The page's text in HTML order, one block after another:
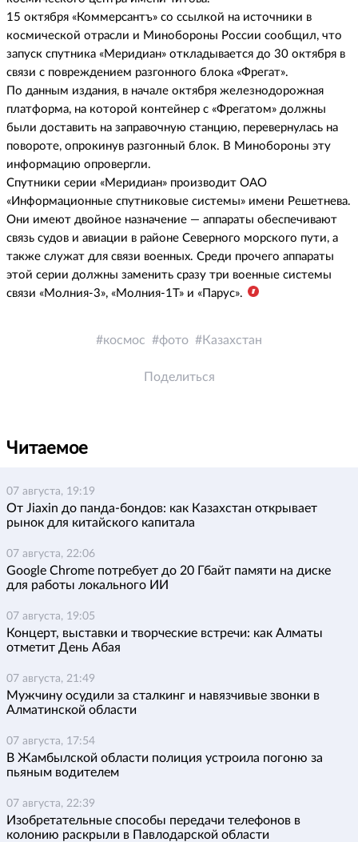
15 октября «Коммерсантъ» со ссылкой на источники в
космической отрасли и Минобороны России сообщил, что
запуск спутника «Меридиан» откладывается до 30 октября в
связи с повреждением разгонного блока «Фрегат».
По данным издания, в начале октября железнодорожная
платформа, на которой контейнер с «Фрегатом» должны
были доставить на заправочную станцию, перевернулась на
повороте, опрокинув разгонный блок. В Минобороны эту
информацию опровергли.
Спутники серии «Меридиан» производит ОАО
«Информационные спутниковые системы» имени Решетнева.
Они имеют двойное назначение — аппараты обеспечивают
связь судов и авиации в районе Северного морского пути, а
также служат для связи военных. Среди прочего аппараты
этой серии должны заменить сразу три военные системы
связи «Молния-3», «Молния-1Т» и «Парус».
космос фото Казахстан
Поделиться
Читаемое
07 августа, 19:19
От Jiaxin до панда-бондов: как Казахстан открывает
рынок для китайского капитала
07 августа, 22:06
Google Chrome потребует до 20 Гбайт памяти на диске
для работы локального ИИ
07 августа, 19:05
Концерт, выставки и творческие встречи: как Алматы
отметит День Абая
07 августа, 21:49
Мужчину осудили за сталкинг и навязчивые звонки в
Алматинской области
07 августа, 17:54
В Жамбылской области полиция устроила погоню за
пьяным водителем
07 августа, 22:39
Изобретательные способы передачи телефонов в
колонию раскрыли в Павлодарской области